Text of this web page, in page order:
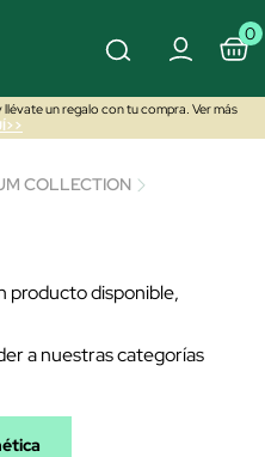
0
un regalo con tu compra. Ver más
COLLECTION
producto disponible,
a nuestras categorías